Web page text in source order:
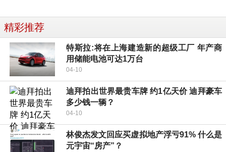
精彩推荐
特斯拉:将在上海建造新的超级工厂 年产商
用储能电池可达1万台
04-10
迪拜拍出世界最贵车牌 约1亿天价 迪拜豪车
多少钱一辆？
04-10
林俊杰发文回应买虚拟地产浮亏91% 什么是
元宇宙“房产”？